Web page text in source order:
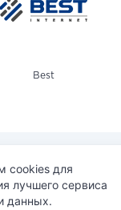
Best
оплачивают
cookies для
лучшего сервиса
данных.